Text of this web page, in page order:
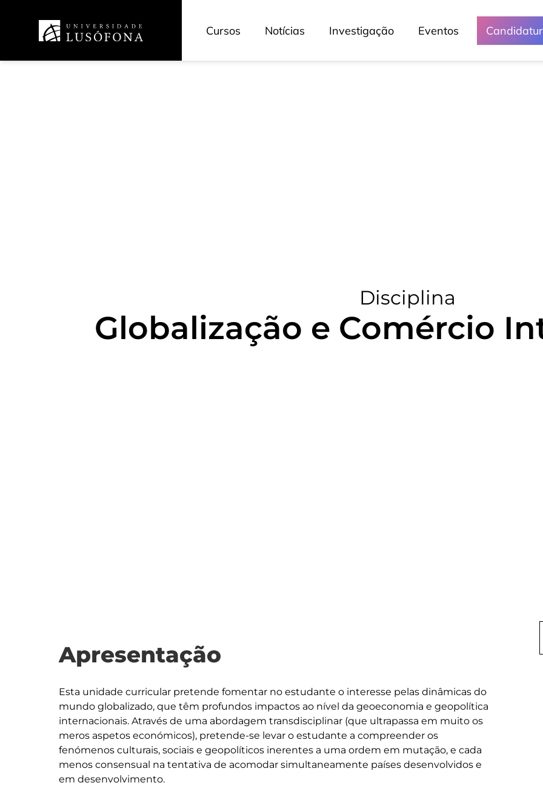
Cursos Notícias Investigação Eventos
Disciplina
Globalização e Comércio
Apresentação
Esta unidade curricular pretende fomentar no estudante o interesse pelas dinâmicas do
mundo globalizado, que têm profundos impactos ao nível da geoeconomia e geopolítica
internacionais. Através de uma abordagem transdisciplinar (que ultrapassa em muito os
meros aspetos económicos), pretende-se levar o estudante a compreender os
fenómenos culturais, sociais e geopolíticos inerentes a uma ordem em mutação, e cada
menos consensual na tentativa de acomodar simultaneamente países desenvolvidos e